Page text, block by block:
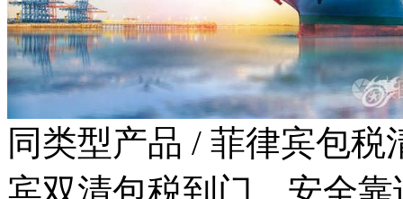
同类型产品 / 菲律宾包税
宾双清包税到门，安全